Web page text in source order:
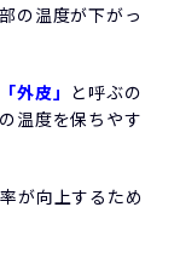
の温度が下がっ
「外皮」 と呼ぶの
温度を保ちやす
が向上するため